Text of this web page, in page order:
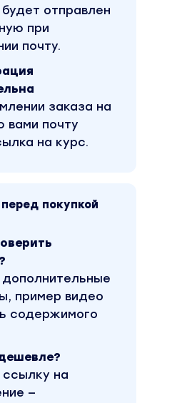
отправлен
при
почту.
заказа на
вами почту
на курс.
покупкой
пример видео
содержимого
на
—